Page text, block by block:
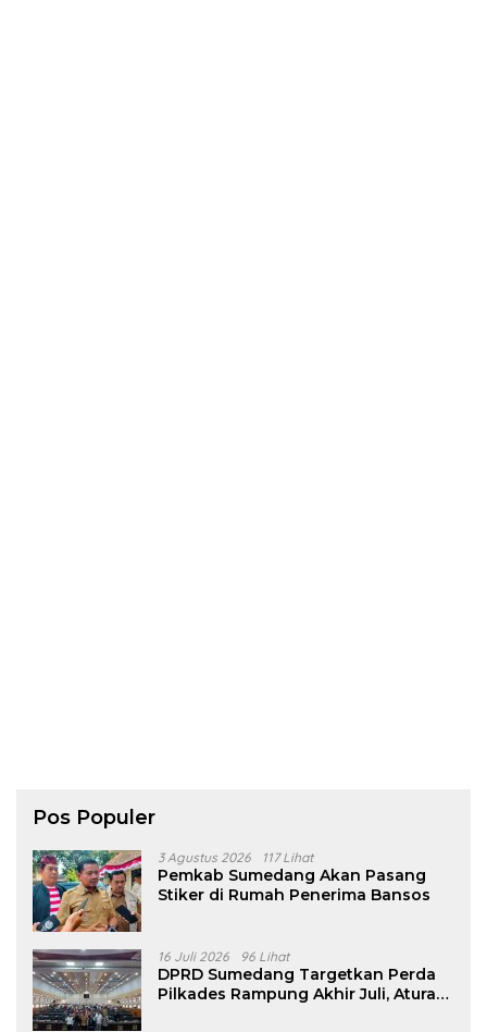
Pos Populer
3 Agustus 2026 117 Lihat
Pemkab Sumedang Akan Pasang
Stiker di Rumah Penerima Bansos
16 Juli 2026 96 Lihat
DPRD Sumedang Targetkan Perda
Pilkades Rampung Akhir Juli, Aturan